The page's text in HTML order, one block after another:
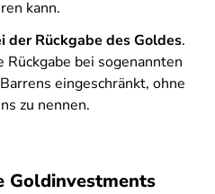
kann.
der Rückgabe des Goldes.
bei sogenannten
eingeschränkt, ohne
zu nennen.
Goldinvestments